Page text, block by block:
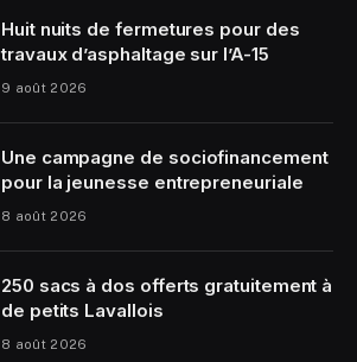
Huit nuits de fermetures pour des
travaux d’asphaltage sur l’A-15
9 août 2026
Une campagne de sociofinancement
pour la jeunesse entrepreneuriale
8 août 2026
250 sacs à dos offerts gratuitement à
de petits Lavallois
8 août 2026